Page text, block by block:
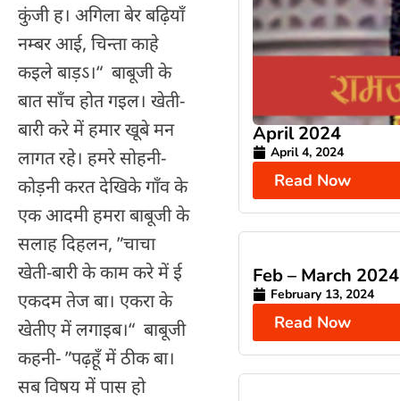
कुंजी ह। अगिला बेर बढ़ियाँ
नम्बर आई, चिन्ता काहे
कइले बाड़ऽ।“ बाबूजी के
बात साँच होत गइल। खेती-
बारी करे में हमार खूबे मन
लागत रहे। हमरे सोहनी-
कोड़नी करत देखिके गाँव के
एक आदमी हमरा बाबूजी के
सलाह दिहलन, ”चाचा
खेती-बारी के काम करे में ई
एकदम तेज बा। एकरा के
खेतीए में लगाइब।“ बाबूजी
कहनी- ”पढ़हूँ में ठीक बा।
सब विषय में पास हो
April 2024
April 4, 2024
Read Now
Feb – March 2024
February 13, 2024
Read Now